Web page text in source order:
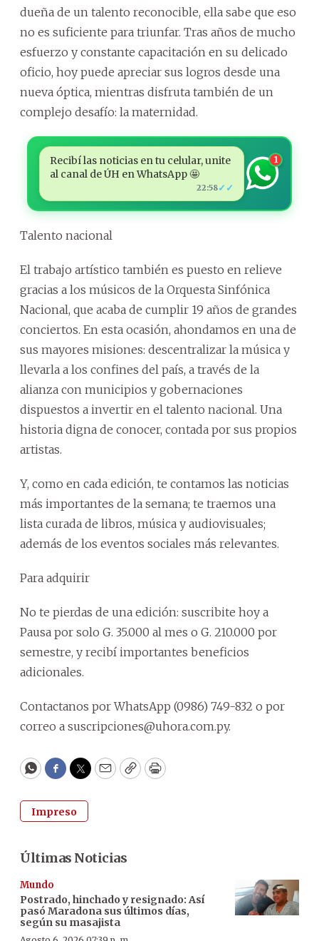
dueña de un talento reconocible, ella sabe que eso
no es suficiente para triunfar. Tras años de mucho
esfuerzo y constante capacitación en su delicado
oficio, hoy puede apreciar sus logros desde una
nueva óptica, mientras disfruta también de un
complejo desafío: la maternidad.
Recibí las noticias en tu celular, unite
al canal de ÚH en WhatsApp 🤩
22:58✓✓
1
Talento nacional
El trabajo artístico también es puesto en relieve
gracias a los músicos de la Orquesta Sinfónica
Nacional, que acaba de cumplir 19 años de grandes
conciertos. En esta ocasión, ahondamos en una de
sus mayores misiones: descentralizar la música y
llevarla a los confines del país, a través de la
alianza con municipios y gobernaciones
dispuestos a invertir en el talento nacional. Una
historia digna de conocer, contada por sus propios
artistas.
Y, como en cada edición, te contamos las noticias
más importantes de la semana; te traemos una
lista curada de libros, música y audiovisuales;
además de los eventos sociales más relevantes.
Para adquirir
No te pierdas de una edición: suscribite hoy a
Pausa por solo G. 35.000 al mes o G. 210.000 por
semestre, y recibí importantes beneficios
adicionales.
Contactanos por WhatsApp (0986) 749-832 o por
correo a suscripciones@uhora.com.py.
WhatsApp
Facebook
Twitter
EmailCopyPrint
Impreso
Últimas Noticias
Mundo
Postrado, hinchado y resignado: Así
pasó Maradona sus últimos días,
según su masajista